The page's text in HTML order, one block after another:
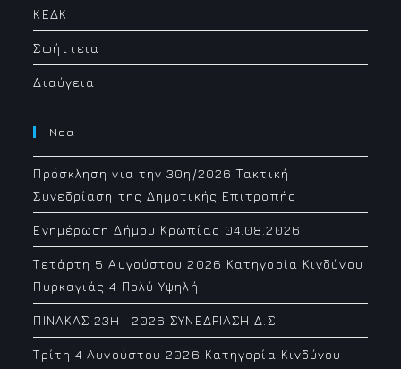
ΚΕΔΚ
Σφήττεια
Διαύγεια
Νεα
Πρόσκληση για την 30η/2026 Τακτική
Συνεδρίαση της Δημοτικής Επιτροπής
Ενημέρωση Δήμου Κρωπίας 04.08.2026
Τετάρτη 5 Αυγούστου 2026 Κατηγορία Κινδύνου
Πυρκαγιάς 4 Πολύ Υψηλή
ΠΙΝΑΚΑΣ 23H -2026 ΣΥΝΕΔΡΙΑΣΗ Δ.Σ
Τρίτη 4 Αυγούστου 2026 Κατηγορία Κινδύνου